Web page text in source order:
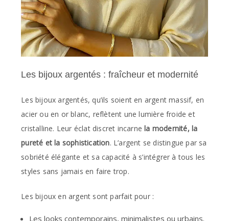
Les bijoux argentés : fraîcheur et modernité
Les bijoux argentés, qu’ils soient en argent massif, en
acier ou en or blanc, reflètent une lumière froide et
cristalline. Leur éclat discret incarnela modernité, la
pureté et la sophistication. L’argent se distingue par sa
sobriété élégante et sa capacité à s’intégrer à tous les
styles sans jamais en faire trop.
Les bijoux en argent sont parfait pour :
Les looks contemporains, minimalistes ou urbains.